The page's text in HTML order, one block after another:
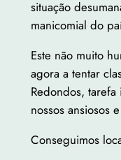
situação
manicomial do
Este não muito
agora a tentar
Redondos,
nossos ansiosos
Conseguimos